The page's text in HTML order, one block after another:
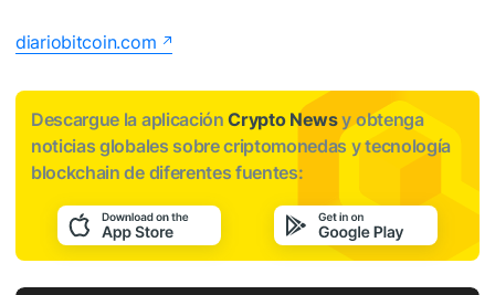
diariobitcoin.com
Descargue la aplicaciónCrypto Newsy obtenga
noticias globales sobre criptomonedas y tecnología
blockchain de diferentes fuentes: